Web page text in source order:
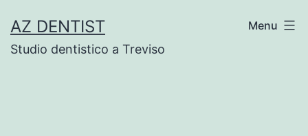
to
content
AZ DENTIST
Studio dentistico a Treviso
Menu